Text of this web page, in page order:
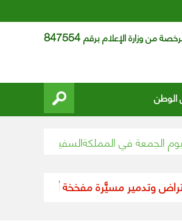
من وزارة الإعلام برقم847554
الوطن
في المملكةالسفير المعلمي يشارك
وتدمير مسيَّرة مفخخة أطلقتها الميليشيا